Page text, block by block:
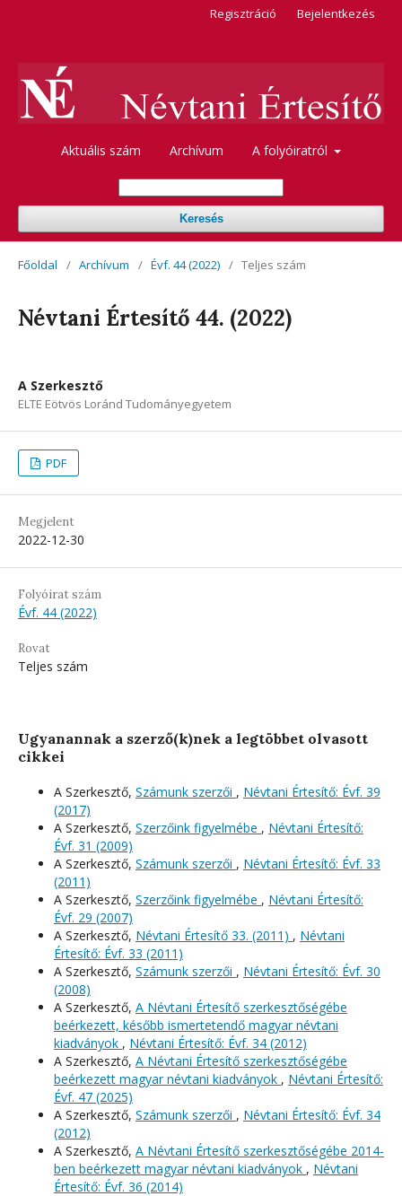
Aktuális szám Archívum A folyóiratról
Keresés
Regisztráció Bejelentkezés
Főoldal / Archívum / Évf. 44 (2022) / Teljes szám
Névtani Értesítő 44. (2022)
A Szerkesztő
ELTE Eötvös Loránd Tudományegyetem
PDF
Megjelent
2022-12-30
Folyóirat szám
Évf. 44 (2022)
Rovat
Teljes szám
Ugyanannak a szerző(k)nek a legtöbbet olvasott
cikkei
A Szerkesztő, Számunk szerzői , Névtani Értesítő: Évf. 39
(2017)
A Szerkesztő, Szerzőink figyelmébe , Névtani Értesítő:
Évf. 31 (2009)
A Szerkesztő, Számunk szerzői , Névtani Értesítő: Évf. 33
(2011)
A Szerkesztő, Szerzőink figyelmébe , Névtani Értesítő:
Évf. 29 (2007)
A Szerkesztő, Névtani Értesítő 33. (2011) , Névtani
Értesítő: Évf. 33 (2011)
A Szerkesztő, Számunk szerzői , Névtani Értesítő: Évf. 30
(2008)
A Szerkesztő, A Névtani Értesítő szerkesztőségébe
beérkezett, később ismertetendő magyar névtani
kiadványok , Névtani Értesítő: Évf. 34 (2012)
A Szerkesztő, A Névtani Értesítő szerkesztőségébe
beérkezett magyar névtani kiadványok , Névtani Értesítő:
Évf. 47 (2025)
A Szerkesztő, Számunk szerzői , Névtani Értesítő: Évf. 34
(2012)
A Szerkesztő, A Névtani Értesítő szerkesztőségébe 2014-
ben beérkezett magyar névtani kiadványok , Névtani
Értesítő: Évf. 36 (2014)